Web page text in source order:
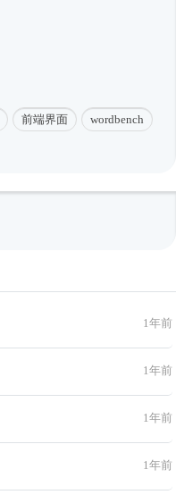
前端界面 wordbench
1年前
1年前
1年前
1年前